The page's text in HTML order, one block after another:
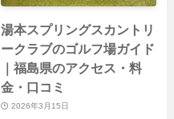
湯本スプリングスカントリ
ークラブのゴルフ場ガイド
｜福島県のアクセス・料
金・口コミ
2026年3月15日